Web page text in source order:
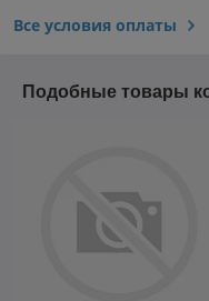
Все условия оплаты
Подобные товары